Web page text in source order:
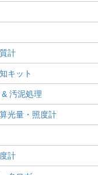
計
キット
汚泥処理
光量・照度計
計